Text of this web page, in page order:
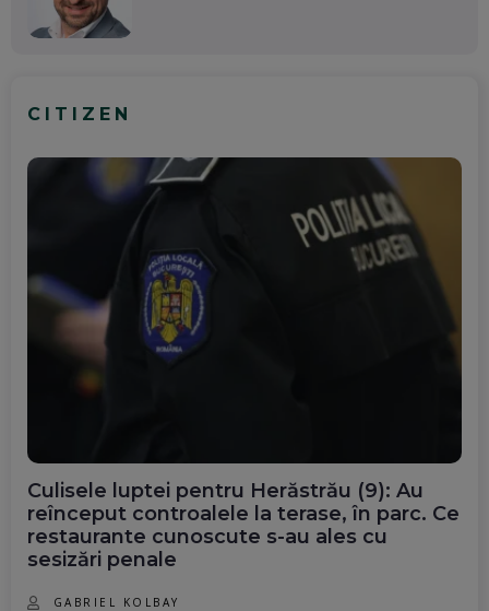
CITIZEN
Culisele luptei pentru Herăstrău (9): Au
reînceput controalele la terase, în parc. Ce
restaurante cunoscute s-au ales cu
sesizări penale
GABRIEL KOLBAY